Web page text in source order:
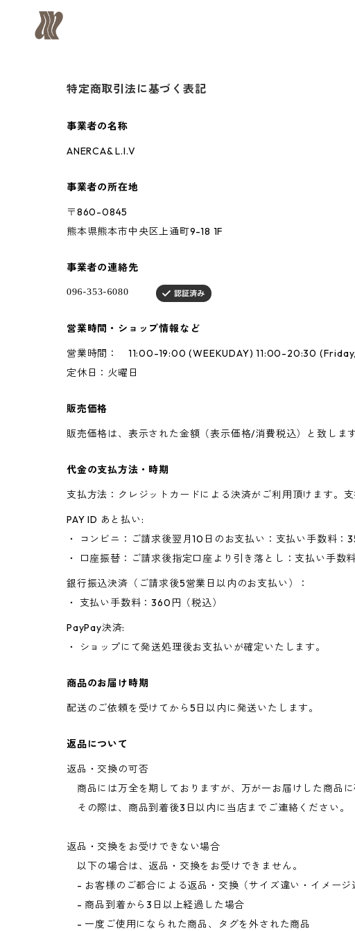
特定商取引法に基づく表記
事業者の名称
ANERCA& L.I.V
事業者の所在地
〒860-0845
熊本県熊本市中央区上通町9-18 1F
事業者の連絡先
営業時間・ショップ情報など
営業時間： 11:00-19:00 (WEEKUDAY) 11:00-20:30
定休日：火曜日
販売価格
販売価格は、表示された金額（表示価格/消費税込）と致します
代金の支払方法・時期
支払方法：クレジットカードによる決済がご利用頂けます。
PAY ID あと払い:
・ コンビニ：ご請求後翌月10日のお支払い：支払い手数料：
・ 口座振替：ご請求後指定口座より引き落とし：支払い手数
銀行振込決済（ご請求後5営業日以内のお支払い）：
・ 支払い手数料：360円（税込）
PayPay決済:
・ ショップにて発送処理後お支払いが確定いたします。
商品のお届け時期
配送のご依頼を受けてから5日以内に発送いたします。
返品について
返品・交換の可否
商品には万全を期しておりますが、万が一お届けした商品
その際は、商品到着後3日以内に当店までご連絡ください。
返品・交換をお受けできない場合
以下の場合は、返品・交換をお受けできません。
- お客様のご都合による返品・交換（サイズ違い・イメージ
- 商品到着から3日以上経過した場合
- 一度ご使用になられた商品、タグを外された商品